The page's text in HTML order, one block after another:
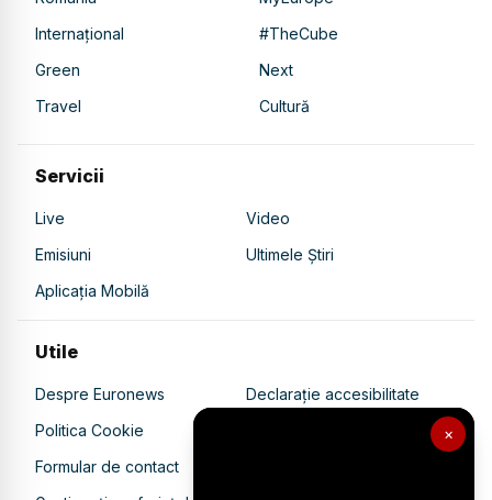
×
Internațional
#TheCube
Green
Next
Travel
Cultură
Servicii
Live
Video
Emisiuni
Ultimele Știri
Aplicația Mobilă
Utile
Despre Euronews
Declarație accesibilitate
Politica Cookie
Politica de confidențialitate
Formular de contact